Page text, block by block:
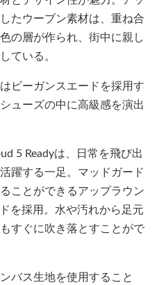
たウーブン素材は、重ね合
の層が作られ、街中に親し
ている。
ビーガンスエードを採用す
ューズの中に高級感を演出
5 Readyは、日常を飛び出
躍する一足。マッドガード
ことができるアップラウン
を採用。水や汚れから足元
すぐに吹き落とすことがで
バス生地を使用すること